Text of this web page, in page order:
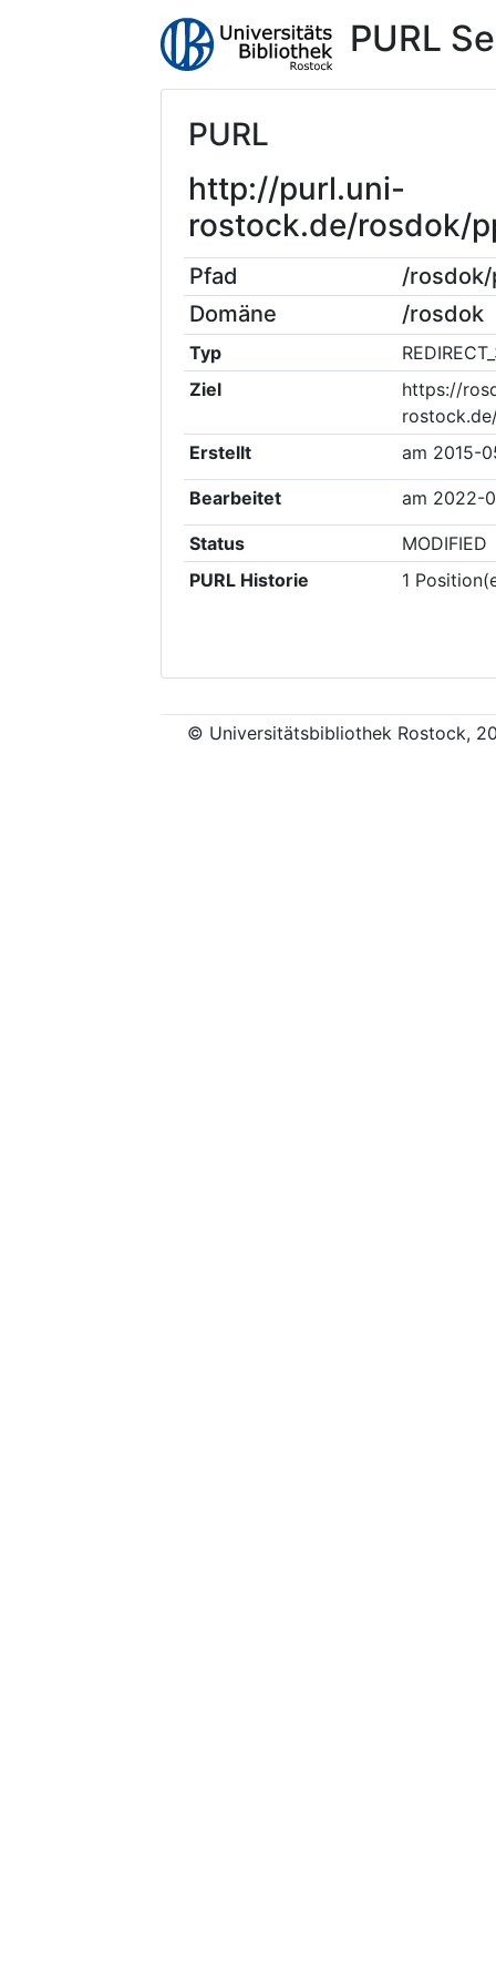
PURL
PURL
http://purl.uni-
rostock.de/rosdok/
Pfad
/
Domäne
/rosdok
Typ
Ziel
https://
Erstellt
am 2015-
Bearbeitet am 2022-
Status
MODIFIED
PURL Historie
1
© Universitätsbibliothek Rostock,